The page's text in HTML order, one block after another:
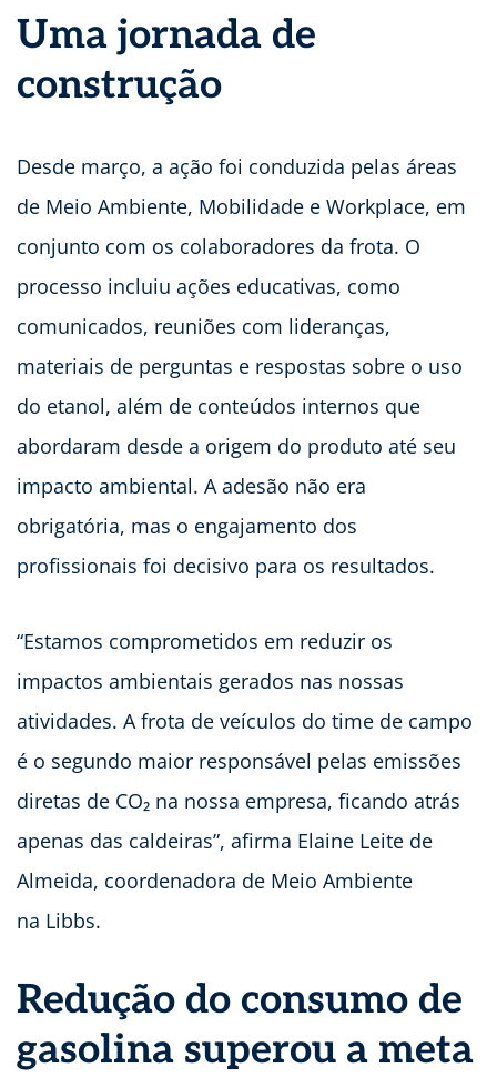
Uma jornada de
construção
Desde março, a ação foi conduzida pelas áreas
de Meio Ambiente, Mobilidade e Workplace, em
conjunto com os colaboradores da frota. O
processo incluiu ações educativas, como
comunicados, reuniões com lideranças,
materiais de perguntas e respostas sobre o uso
do etanol, além de conteúdos internos que
abordaram desde a origem do produto até seu
impacto ambiental. A adesão não era
obrigatória, mas o engajamento dos
profissionais foi decisivo para os resultados.
“Estamos comprometidos em reduzir os
impactos ambientais gerados nas nossas
atividades. A frota de veículos do time de campo
é o segundo maior responsável pelas emissões
diretas de CO₂ na nossa empresa, ficando atrás
apenas das caldeiras”, afirma Elaine Leite de
Almeida, coordenadora de Meio Ambiente
na Libbs.
Redução do consumo de
gasolina superou a meta